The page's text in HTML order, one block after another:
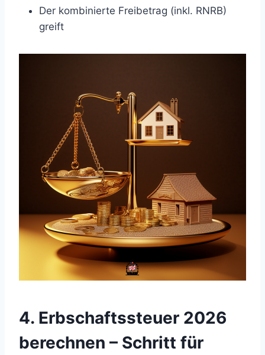
Der kombinierte Freibetrag (inkl. RNRB)
greift
4. Erbschaftssteuer 2026
berechnen – Schritt für